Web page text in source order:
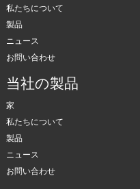
私たちについて
製品
ニュース
お問い合わせ
当社の製品
家
私たちについて
製品
ニュース
お問い合わせ